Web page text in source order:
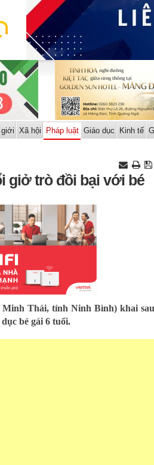
Xã hội Pháp luật Giáo dục Kinh tế
giở trò đồi bại với bé
Thái, tỉnh Ninh Bình) khai sau
bé gái 6 tuổi.